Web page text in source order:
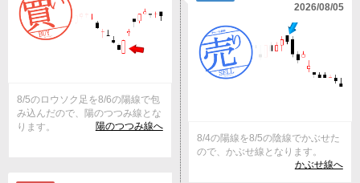
8/5のロウソク足を8/6の陽線で包
み込んだので、陽のつつみ線とな
ります。
陽のつつみ線へ
2026/08/05
8/4の陽線を8/5の陰線でかぶせた
ので、かぶせ線となります。
かぶせ線へ